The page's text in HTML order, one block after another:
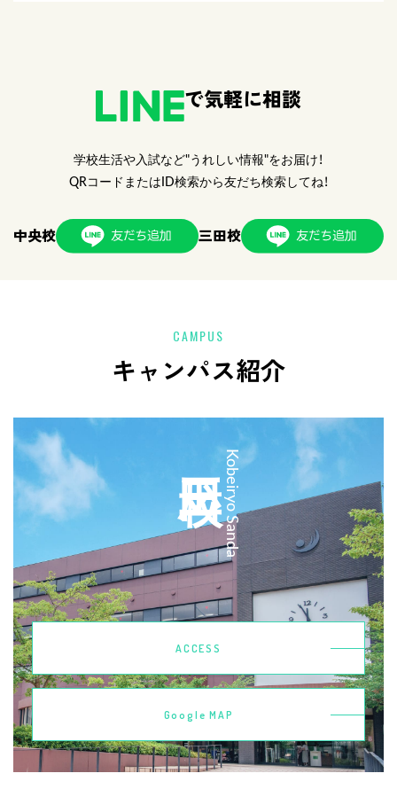
で気軽に相談
学校生活や入試など"うれしい情報"をお届け！
QRコードまたはID検索から友だち検索してね！
中央校 三田校
CAMPUS
キャンパス紹介
Kobeiryo Sanda
ACCESS
Google MAP